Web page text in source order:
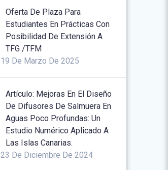
Oferta De Plaza Para
Estudiantes En Prácticas Con
Posibilidad De Extensión A
TFG /TFM
19 De Marzo De 2025
Artículo: Mejoras En El Diseño
De Difusores De Salmuera En
Aguas Poco Profundas: Un
Estudio Numérico Aplicado A
Las Islas Canarias.
23 De Diciembre De 2024